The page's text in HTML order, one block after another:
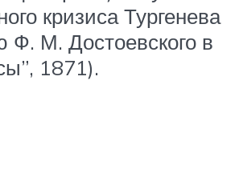
кризиса Тургенева
Ф. М. Достоевского в
1871).